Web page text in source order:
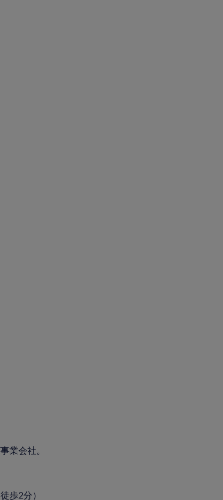
業会社。
歩2分）